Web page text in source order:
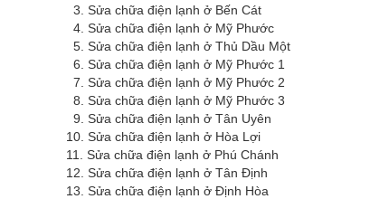
3. Sửa chữa điện lạnh ở Bến Cát
4. Sửa chữa điện lạnh ở Mỹ Phước
5. Sửa chữa điện lạnh ở Thủ Dầu Một
6. Sửa chữa điện lạnh ở Mỹ Phước 1
7. Sửa chữa điện lạnh ở Mỹ Phước 2
8. Sửa chữa điện lạnh ở Mỹ Phước 3
9. Sửa chữa điện lạnh ở Tân Uyên
10. Sửa chữa điện lạnh ở Hòa Lợi
11. Sửa chữa điện lạnh ở Phú Chánh
12. Sửa chữa điện lạnh ở Tân Định
13. Sửa chữa điện lạnh ở Định Hòa